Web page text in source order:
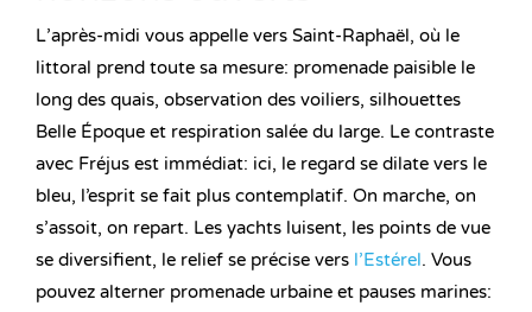
L’après-midi vous appelle vers Saint-Raphaël, où le
littoral prend toute sa mesure: promenade paisible le
long des quais, observation des voiliers, silhouettes
Belle Époque et respiration salée du large. Le contraste
avec Fréjus est immédiat: ici, le regard se dilate vers le
bleu, l’esprit se fait plus contemplatif. On marche, on
s’assoit, on repart. Les yachts luisent, les points de vue
se diversifient, le relief se précise vers l’Estérel. Vous
pouvez alterner promenade urbaine et pauses marines: